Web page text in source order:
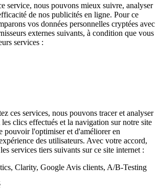
service, nous pouvons mieux suivre, analyser
de nos publicités en ligne. Pour ce
vos données personnelles cryptées avec
externes suivants, à condition que vous
services :
ces services, nous pouvons tracer et analyser
clics effectués et la navigation sur notre site
pouvoir l'optimiser et d'améliorer en
des utilisateurs. Avec votre accord,
services tiers suivants sur ce site internet :
Clarity, Google Avis clients, A/B-Testing